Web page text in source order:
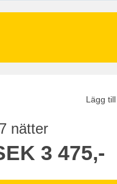
Lägg
7 nätter
3 475,-